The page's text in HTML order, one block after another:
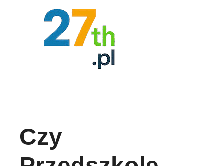
Czy